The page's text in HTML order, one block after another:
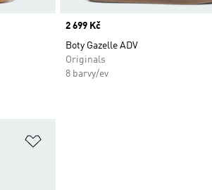
Price
2 699 Kč
Boty Gazelle ADV
Originals
8 barvy/ev